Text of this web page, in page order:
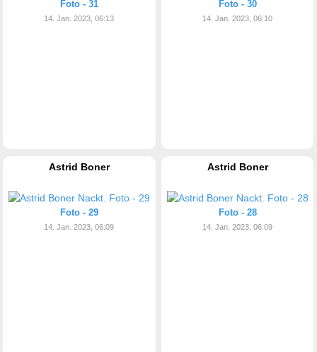
Foto - 31
14. Jan. 2023, 06:13
Foto - 30
14. Jan. 2023, 06:10
Astrid Boner
Foto - 29
14. Jan. 2023, 06:09
Astrid Boner
Foto - 28
14. Jan. 2023, 06:09